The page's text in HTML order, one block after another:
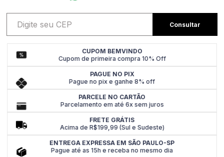
CUPOM BEMVINDO
Cupom de primeira compra 10% Off
PAGUE NO PIX
Pague no pix e ganhe 8% off
PARCELE NO CARTÃO
Parcelamento em até 6x sem juros
FRETE GRÁTIS
Acima de R$199,99 (Sul e Sudeste)
ENTREGA EXPRESSA EM SÃO PAULO-SP
Pague até as 15h e receba no mesmo dia